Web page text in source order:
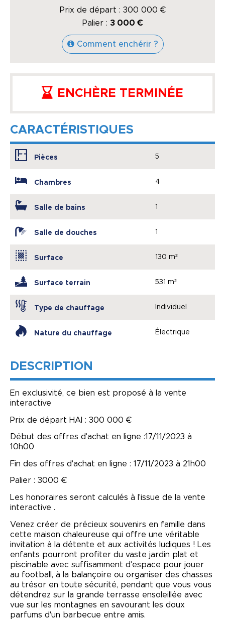
Prix de départ : 300 000 €
Palier : 3 000 €
Comment enchérir ?
ENCHÈRE TERMINÉE
CARACTÉRISTIQUES
Pièces 5
Chambres 4
Salle de bains 1
Salle de douches 1
Surface 130 m²
Surface terrain 531 m²
Type de chauffage Individuel
Nature du chauffage Électrique
DESCRIPTION
En exclusivité, ce bien est proposé à la vente
interactive
Prix de départ HAI : 300 000 €
Début des offres d'achat en ligne :17/11/2023 à
10h00
Fin des offres d'achat en ligne : 17/11/2023 à 21h00
Palier : 3000 €
Les honoraires seront calculés à l'issue de la vente
interactive .
Venez créer de précieux souvenirs en famille dans
cette maison chaleureuse qui offre une véritable
invitation à la détente et aux activités ludiques ! Les
enfants pourront profiter du vaste jardin plat et
piscinable avec suffisamment d'espace pour jouer
au football, à la balançoire ou organiser des chasses
au trésor en toute sécurité, pendant que vous vous
détendrez sur la grande terrasse ensoleillée avec
vue sur les montagnes en savourant les doux
parfums d'un barbecue entre amis.